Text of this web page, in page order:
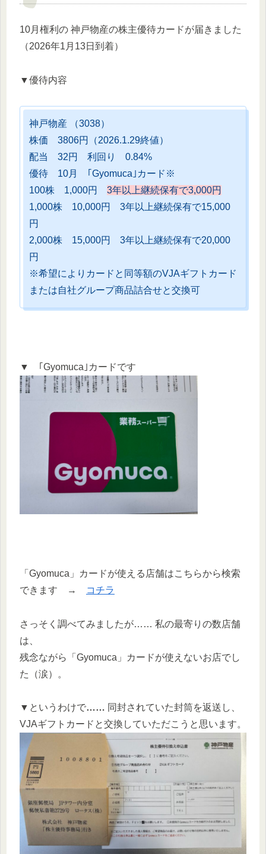
10月権利の 神戸物産の株主優待カードが届きました
（2026年1月13日到着）
▼優待内容
神戸物産 （3038）
株価 3806円（2026.1.29終値）
配当 32円 利回り 0.84%
優待 10月 ｢Gyomuca｣カード※
100株 1,000円 3年以上継続保有で3,000円
1,000株 10,000円 3年以上継続保有で15,000
円
2,000株 15,000円 3年以上継続保有で20,000
円
※希望によりカードと同等額のVJAギフトカード
または自社グループ商品詰合せと交換可
▼ ｢Gyomuca｣カードです
「Gyomuca」カードが使える店舗はこちらから検索
できます →
コチラ
さっそく調べてみましたが…… 私の最寄りの数店舗
は、
残念ながら「Gyomuca」カードが使えないお店でし
た（涙）。
▼というわけで…… 同封されていた封筒を返送し、
VJAギフトカードと交換していただこうと思います。